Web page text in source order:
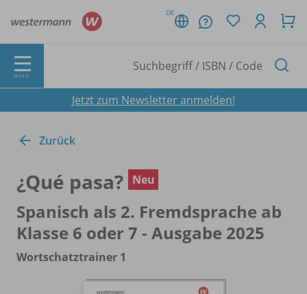
DE
MENÜ
Jetzt zum Newsletter anmelden!
Zurück
¿Qué pasa? Neu
Spanisch als 2. Fremdsprache ab
Klasse 6 oder 7 - Ausgabe 2025
Wortschatztrainer 1